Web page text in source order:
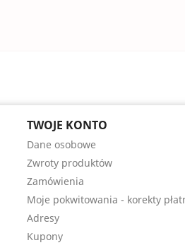
TWOJE KONTO
Dane osobowe
Zwroty produktów
Zamówienia
Moje pokwitowania - korekty
Adresy
Kupony